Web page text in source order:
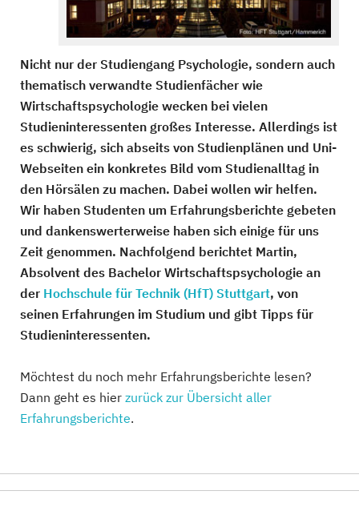
Nicht nur der Studiengang Psychologie, sondern auch
thematisch verwandte Studienfächer wie
Wirtschaftspsychologie wecken bei vielen
Studieninteressenten großes Interesse. Allerdings ist
es schwierig, sich abseits von Studienplänen und Uni-
Webseiten ein konkretes Bild vom Studienalltag in
den Hörsälen zu machen. Dabei wollen wir helfen.
Wir haben Studenten um Erfahrungsberichte gebeten
und dankenswerterweise haben sich einige für uns
Zeit genommen. Nachfolgend berichtet Martin,
Absolvent des Bachelor Wirtschaftspsychologie an
der Hochschule für Technik (HfT) Stuttgart, von
seinen Erfahrungen im Studium und gibt Tipps für
Studieninteressenten.
Möchtest du noch mehr Erfahrungsberichte lesen?
Dann geht es hier zurück zur Übersicht aller
Erfahrungsberichte.